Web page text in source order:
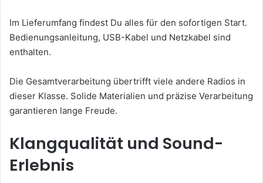
Im Lieferumfang findest Du alles für den sofortigen Start.
Bedienungsanleitung, USB-Kabel und Netzkabel sind
enthalten.
Die Gesamtverarbeitung übertrifft viele andere Radios in
dieser Klasse. Solide Materialien und präzise Verarbeitung
garantieren lange Freude.
Klangqualität und Sound-
Erlebnis